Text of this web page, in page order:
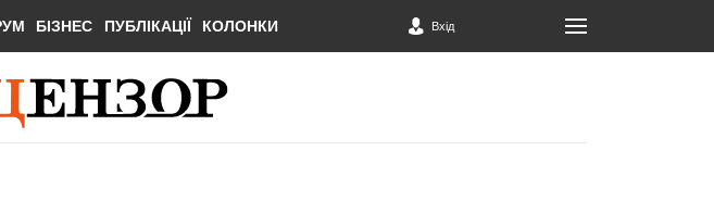
БІЗНЕС ПУБЛІКАЦІЇ КОЛОНКИ Вхід